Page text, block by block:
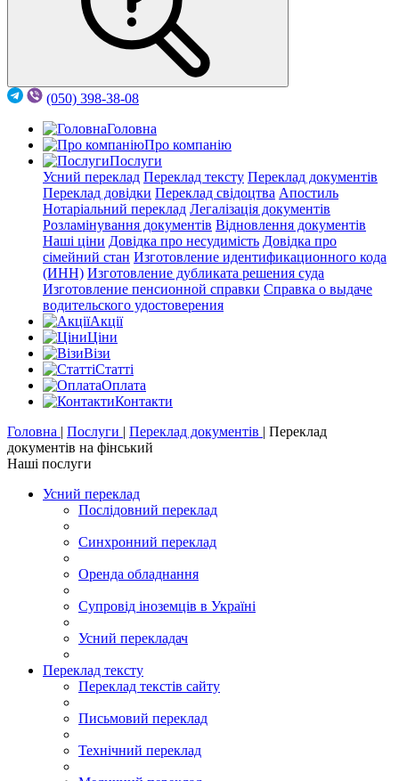
(050) 398-38-08
Головна
Про компанію
Послуги
Усний переклад Переклад тексту Переклад документів
Переклад довідки Переклад свідоцтва Апостиль
Нотаріальний переклад Легалізація документів
Розламінування документів Відновлення документів
Наші ціни Довідка про несудимість Довідка про
сімейний стан Изготовление идентификационного кода
(ИНН) Изготовление дубликата решения суда
Изготовление пенсионной справки Справка о выдаче
водительского удостоверения
Акції
Цiни
Візи
Статті
Оплата
Контакти
Головна | Послуги | Переклад документів | Переклад
документів на фінський
Наші послуги
Усний переклад
Послідовний переклад
Синхронний переклад
Оренда обладнання
Супровід іноземців в Україні
Усний перекладач
Переклад тексту
Переклад текстів сайту
Письмовий переклад
Технічний переклад